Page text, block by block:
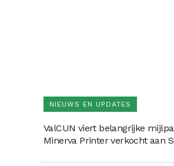
NIEUWS EN UPDATES
ValCUN viert belangrijke
Minerva Printer verkocht aan